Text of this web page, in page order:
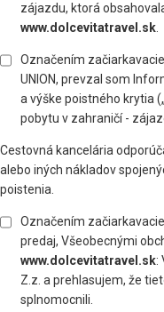
zájazdu, ktorá
www.dolcevitatravel.sk
Označením
UNION, prevzal som
a výške poistného krytia
pobytu v zahraničí -
Cestovná kancelária
alebo iných nákladov
poistenia.
Označením
predaj, Všeobecnými
www.dolcevitatravel.sk:
Z.z. a prehlasujem, že
splnomocnili.